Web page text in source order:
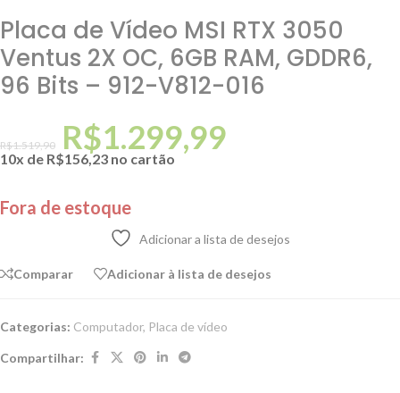
Placa de Vídeo MSI RTX 3050
Ventus 2X OC, 6GB RAM, GDDR6,
96 Bits – 912-V812-016
R$1.519,90 R$1.299,99
10x de R$156,23 no cartão
Fora de estoque
Adicionar a lista de desejos
Comparar Adicionar à lista de desejos
Categorias: Computador, Placa de vídeo
Compartilhar: